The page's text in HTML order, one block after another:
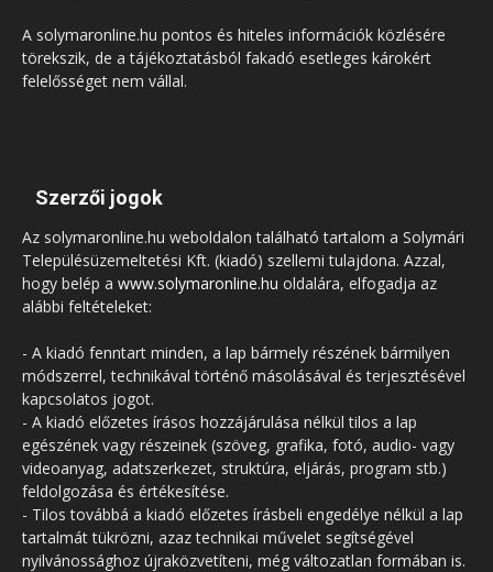
A solymaronline.hu pontos és hiteles információk közlésére
törekszik, de a tájékoztatásból fakadó esetleges károkért
felelősséget nem vállal.
Szerzői jogok
Az solymaronline.hu weboldalon található tartalom a Solymári
Településüzemeltetési Kft. (kiadó) szellemi tulajdona. Azzal,
hogy belép a www.solymaronline.hu oldalára, elfogadja az
alábbi feltételeket:
- A kiadó fenntart minden, a lap bármely részének bármilyen
módszerrel, technikával történő másolásával és terjesztésével
kapcsolatos jogot.
- A kiadó előzetes írásos hozzájárulása nélkül tilos a lap
egészének vagy részeinek (szöveg, grafika, fotó, audio- vagy
videoanyag, adatszerkezet, struktúra, eljárás, program stb.)
feldolgozása és értékesítése.
- Tilos továbbá a kiadó előzetes írásbeli engedélye nélkül a lap
tartalmát tükrözni, azaz technikai művelet segítségével
nyilvánossághoz újraközvetíteni, még változatlan formában is.